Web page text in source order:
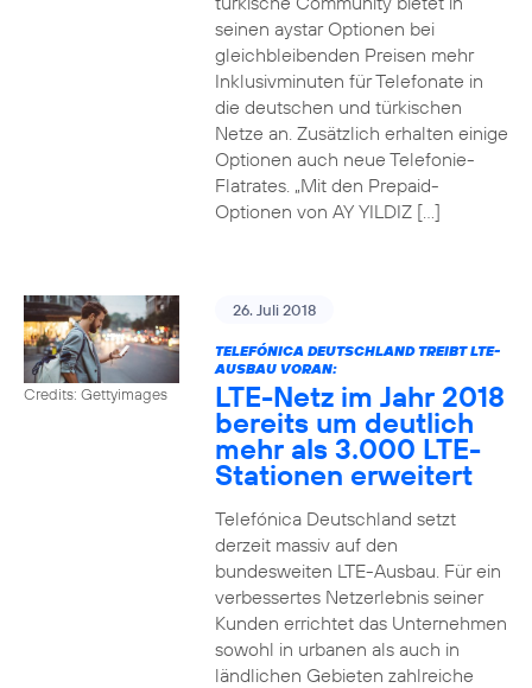
seinen aystar Optionen bei
gleichbleibenden Preisen mehr
Inklusivminuten für Telefonate in
die deutschen und türkischen
Netze an. Zusätzlich erhalten einige
Optionen auch neue Telefonie-
Flatrates. „Mit den Prepaid-
Optionen von AY YILDIZ […]
Credits: Gettyimages
26. Juli 2018
TELEFÓNICA DEUTSCHLAND TREIBT LTE-
AUSBAU VORAN:
LTE-Netz im Jahr 2018
bereits um deutlich
mehr als 3.000 LTE-
Stationen erweitert
Telefónica Deutschland setzt
derzeit massiv auf den
bundesweiten LTE-Ausbau. Für ein
verbessertes Netzerlebnis seiner
Kunden errichtet das Unternehmen
sowohl in urbanen als auch in
ländlichen Gebieten zahlreiche